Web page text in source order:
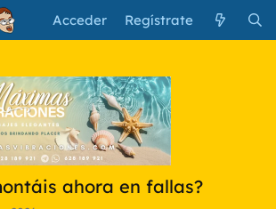
Acceder Regístrate
ahora en fallas?